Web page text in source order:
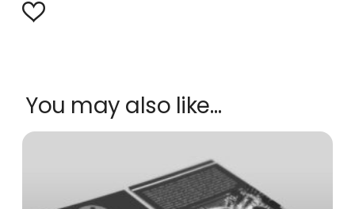
You may also like…